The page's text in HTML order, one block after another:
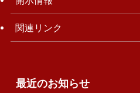
関連リンク
最近のお知らせ